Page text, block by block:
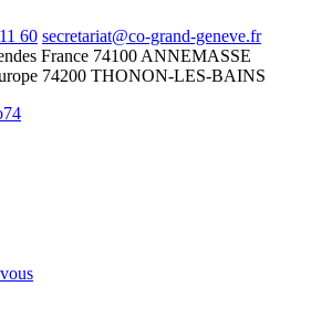
60 secretariat@co-grand-geneve.fr
France 74100 ANNEMASSE
74200 THONON-LES-BAINS